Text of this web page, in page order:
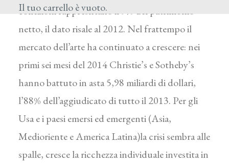
Il tuo carrello è vuoto.
collezioni rappresntano il 9% del patrimonio
netto, il dato risale al 2012. Nel frattempo il
mercato dell’arte ha continuato a crescere: nei
primi sei mesi del 2014 Christie’s e Sotheby’s
hanno battuto in asta 5,98 miliardi di dollari,
l’88% dell’aggiudicato di tutto il 2013. Per gli
Usa e i paesi emersi ed emergenti (Asia,
Medioriente e America Latina)la crisi sembra alle
spalle, cresce la ricchezza individuale investita in